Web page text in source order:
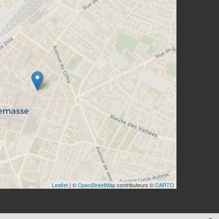
Leaflet | ©OpenStreetMapcontributeurs ©CARTO